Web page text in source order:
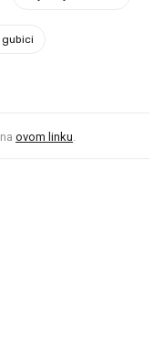
ovom linku.